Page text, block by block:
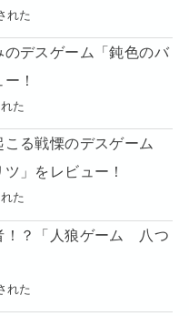
れた
デスゲーム「鈍色のバ
！
た
る戦慄のデスゲーム
」をレビュー！
た
！？「人狼ゲーム 八つ
れた